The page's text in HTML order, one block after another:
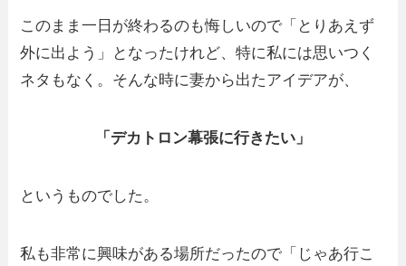
このまま一日が終わるのも悔しいので「とりあえず
外に出よう」となったけれど、特に私には思いつく
ネタもなく。そんな時に妻から出たアイデアが、
「デカトロン幕張に行きたい」
というものでした。
私も非常に興味がある場所だったので「じゃあ行こ